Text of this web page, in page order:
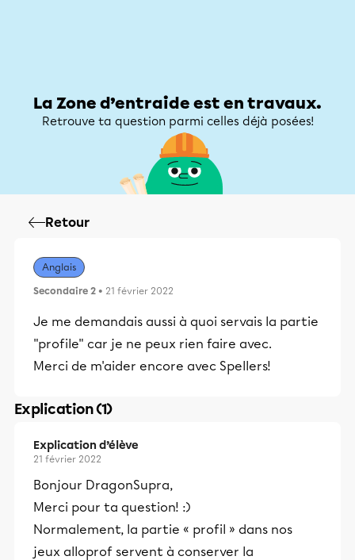
La Zone d’entraide est en travaux.
Retrouve ta question parmi celles déjà posées!
Retour
Anglais
Secondaire 2 • 21 février 2022
Je me demandais aussi à quoi servais la partie
"profile" car je ne peux rien faire avec.
Merci de m'aider encore avec Spellers!
Explication (1)
Explication d’élève
21 février 2022
Bonjour DragonSupra,
Merci pour ta question! :)
Normalement, la partie « profil » dans nos
jeux alloprof servent à conserver la